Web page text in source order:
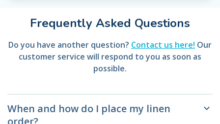
Frequently Asked Questions
Do you have another question? Contact us here! Our
customer service will respond to you as soon as
possible.
When and how do I place my linen
keyboard_arrow_down